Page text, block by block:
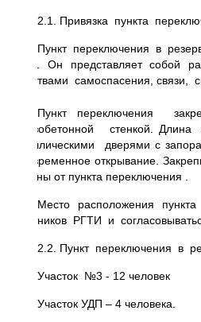
2.1. Привязка пункта
Пункт переключения в
29-19. Он представляет собой
средствами самоспасения, связи,
Пункт переключения
железобетонной стенкой.
металлическими дверями с
одновременное открывание.
стороны от пункта переключения .
Место расположения
работников РГТИ и
2.2. Пункт переключения в
Участок №3 - 12 человек
Участок УДП – 4 человека.